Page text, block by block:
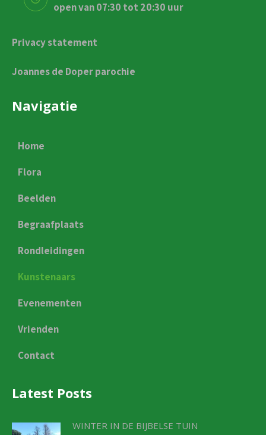
open van 07:30 tot 20:30 uur
Privacy statement
Joannes de Doper parochie
Navigatie
Home
Flora
Beelden
Begraafplaats
Rondleidingen
Kunstenaars
Evenementen
Vrienden
Contact
Latest Posts
WINTER IN DE BIJBELSE TUIN